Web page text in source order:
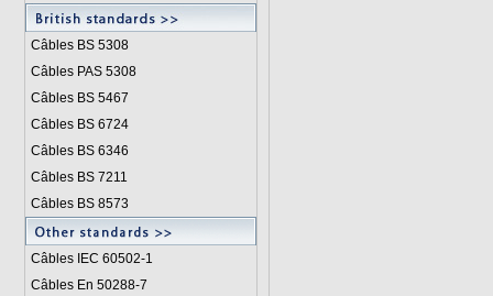
Câbles BS 5308
Câbles PAS 5308
Câbles BS 5467
Câbles BS 6724
Câbles BS 6346
Câbles BS 7211
Câbles BS 8573
Câbles IEC 60502-1
Câbles En 50288-7